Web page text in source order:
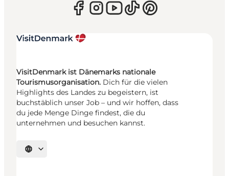
VisitDenmark ist Dänemarks nationale
Tourismusorganisation. Dich für die vielen
Highlights des Landes zu begeistern, ist
buchstäblich unser Job – und wir hoffen, dass
du jede Menge Dinge findest, die du
unternehmen und besuchen kannst.
Sprache auswählen